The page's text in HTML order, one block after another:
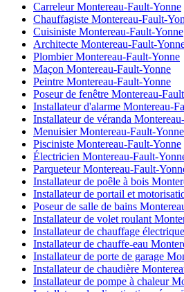
Carreleur Montereau-Fault-Yonne
Chauffagiste Montereau-Fault-
Cuisiniste Montereau-Fault-Yonne
Architecte Montereau-Fault-
Plombier Montereau-Fault-Yonne
Maçon Montereau-Fault-Yonne
Peintre Montereau-Fault-Yonne
Poseur de fenêtre Montereau-
Installateur d'alarme Montereau-
Installateur de véranda
Menuisier Montereau-Fault-Yonne
Pisciniste Montereau-Fault-Yonne
Électricien Montereau-Fault-
Parqueteur Montereau-Fault-
Installateur de poêle à bois
Installateur de portail et
Poseur de salle de bains
Installateur de volet roulant
Installateur de chauffage
Installateur de chauffe-eau
Installateur de porte de garage
Installateur de chaudière
Installateur de pompe à chaleur